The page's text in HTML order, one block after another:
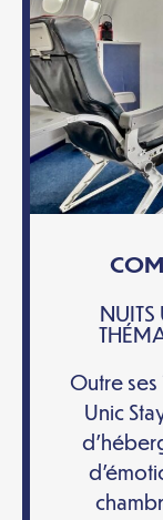
Outre
Unic